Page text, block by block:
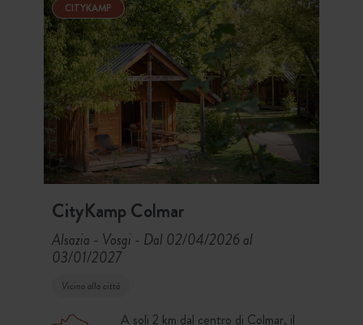
CITYKAMP
CityKamp Colmar
Alsazia - Vosgi - Dal 02/04/2026 al
03/01/2027
Vicino alla città
A soli 2 km dal centro di Colmar, il